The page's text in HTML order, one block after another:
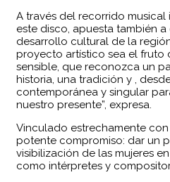
A través del recorrido
este disco, apuesta también
desarrollo cultural de la
proyecto artístico sea el fruto
sensible, que reconozca un
historia, una tradición y ,
contemporánea y singular
nuestro presente”, expresa.
Vinculado estrechamente
potente compromiso: dar un
visibilización de las mujeres
como intérpretes y